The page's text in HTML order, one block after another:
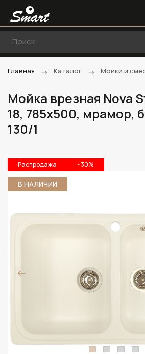
Главная Каталог Мойки и
Мойка врезная Nova
18, 785х500, мрамор,
130/1
Распродажа - 30%
В НАЛИЧИИ